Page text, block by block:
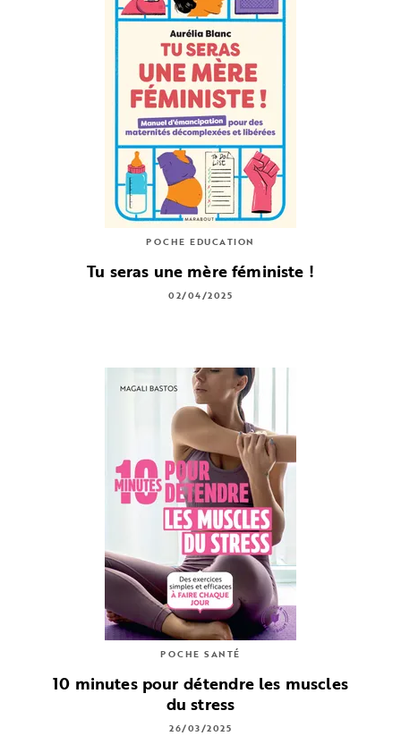
POCHE EDUCATION
Tu seras une mère féministe !
02/04/2025
POCHE SANTÉ
10 minutes pour détendre les muscles
du stress
26/03/2025